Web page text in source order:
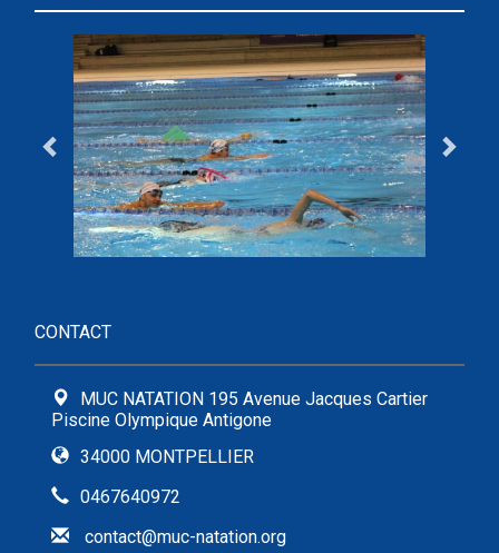
CONTACT
MUC NATATION 195 Avenue Jacques Cartier
Piscine Olympique Antigone
34000 MONTPELLIER
0467640972
contact@muc-natation.org